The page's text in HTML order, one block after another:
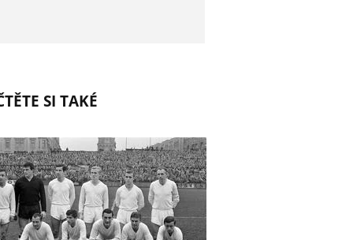
SI TAKÉ